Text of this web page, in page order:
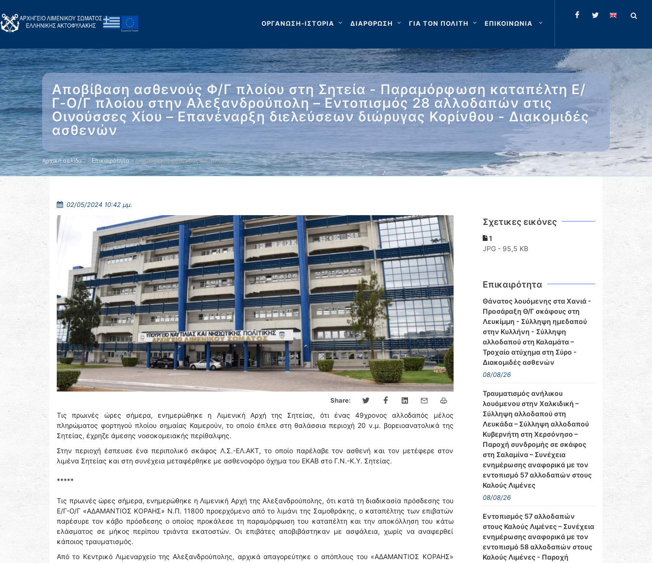
ΟΡΓΑΝΩΣΗ-ΙΣΤΟΡΙΑ ΔΙΑΡΘΡΩΣΗ ΓΙΑ ΤΟΝ ΠΟΛΙΤΗ ΕΠΙΚΟΙΝΩΝΙΑ
Αποβίβαση ασθενούς Φ/Γ πλοίου στη Σητεία - Παραμόρφωση καταπέλτη Ε/
Γ-Ο/Γ πλοίου στην Αλεξανδρούπολη – Εντοπισμός 28 αλλοδαπών στις
Οινούσσες Χίου – Επανέναρξη διελεύσεων διώρυγας Κορίνθου - Διακομιδές
ασθενών
Αρχική σελίδα Επικαιρότητα Αποβίβαση ασθενούς Φ/Γ πλοίου …
02/05/2024 10:42 μμ.
Share:
Τις πρωινές ώρες σήμερα, ενημερώθηκε η Λιμενική Αρχή της Σητείας, ότι ένας 49χρονος αλλοδαπός μέλος
πληρώματος φορτηγού πλοίου σημαίας Καμερούν, το οποίο έπλεε στη θαλάσσια περιοχή 20 ν.μ. βορειοανατολικά της
Σητείας, έχρηζε άμεσης νοσοκομειακής περίθαλψης.
Στην περιοχή έσπευσε ένα περιπολικό σκάφος Λ.Σ.-ΕΛ.ΑΚΤ, το οποίο παρέλαβε τον ασθενή και τον μετέφερε στον
λιμένα Σητείας και στη συνέχεια μεταφέρθηκε με ασθενοφόρο όχημα του ΕΚΑΒ στο Γ.Ν.-Κ.Υ. Σητείας.
*****
Τις πρωινές ώρες σήμερα, ενημερώθηκε η Λιμενική Αρχή της Αλεξανδρούπολης, ότι κατά τη διαδικασία πρόσδεσης του
Ε/Γ-Ο/Γ «ΑΔΑΜΑΝΤΙΟΣ ΚΟΡΑΗΣ» Ν.Π. 11800 προερχόμενο από το λιμάνι της Σαμοθράκης, ο καταπέλτης των επιβατών
παρέσυρε τον κάβο πρόσδεσης ο οποίος προκάλεσε τη παραμόρφωση του καταπέλτη και την αποκόλληση του κάτω
ελάσματος σε μήκος περίπου τριάντα εκατοστών. Οι επιβάτες αποβιβάστηκαν με ασφάλεια, χωρίς να αναφερθεί
κάποιος τραυματισμός.
Από το Κεντρικό Λιμεναρχείο της Αλεξανδρούπολης, αρχικά απαγορεύτηκε ο απόπλους του «ΑΔΑΜΑΝΤΙΟΣ ΚΟΡΑΗΣ»
Σχετικες εικόνες
1
JPG - 95,5 KB
Επικαιρότητα
Θάνατος λουόμενης στα Χανιά -
Προσάραξη Θ/Γ σκάφους στη
Λευκίμμη - Σύλληψη ημεδαπού
στην Κυλλήνη - Σύλληψη
αλλοδαπού στη Καλαμάτα –
Τροχαίο ατύχημα στη Σύρο -
Διακομιδές ασθενών
08/08/26
Τραυματισμός ανήλικου
λουόμενου στην Χαλκιδική –
Σύλληψη αλλοδαπού στη
Λευκάδα – Σύλληψη αλλοδαπού
Κυβερνήτη στη Χερσόνησο –
Παροχή συνδρομής σε σκάφος
στη Σαλαμίνα – Συνέχεια
ενημέρωσης αναφορικά με τον
εντοπισμό 57 αλλοδαπών στους
Καλούς Λιμένες
08/08/26
Εντοπισμός 57 αλλοδαπών
στους Καλούς Λιμένες – Συνέχεια
ενημέρωσης αναφορικά με τον
εντοπισμό 58 αλλοδαπών στους
Καλούς Λιμένες - Παροχή